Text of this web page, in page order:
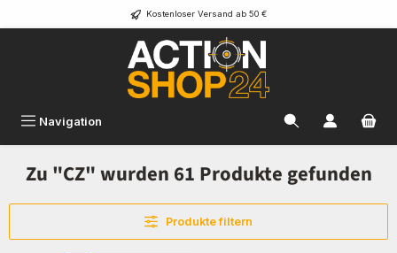
Zum Hauptinhalt springen Kostenloser Versand ab 50 €
Navigation
Zu "CZ" wurden 61 Produkte gefunden
Produkte filtern